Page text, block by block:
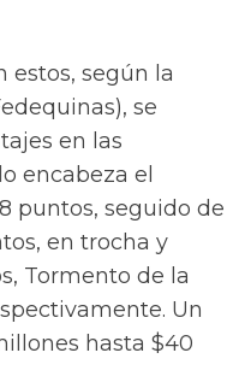
estos, según la
se
en las
encabeza el
puntos, seguido de
en trocha y
Tormento de la
Un
hasta $40